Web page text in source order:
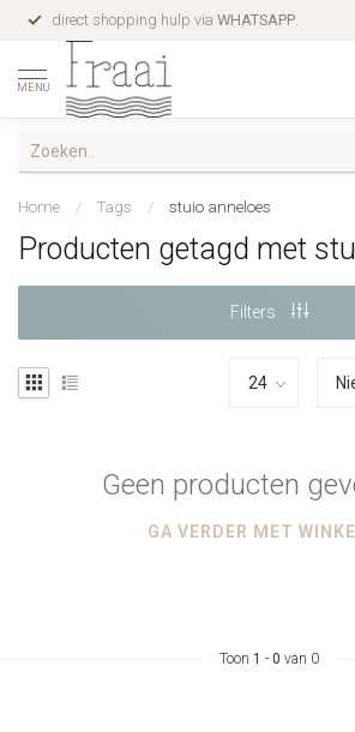
direct shopping hulp via WHATSAPP.
MENU
Home / Tags / stuio anneloes
Producten getagd met
Filters
Geen producten
GA VERDER MET
Toon 1 - 0 van 0